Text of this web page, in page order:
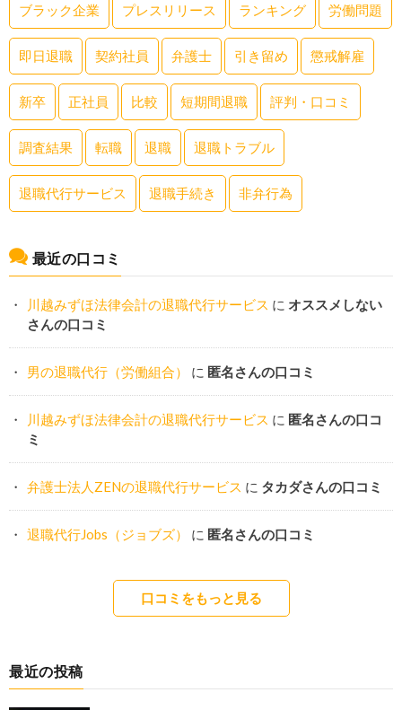
ブラック企業 プレスリリース ランキング 労働問題
即日退職 契約社員 弁護士 引き留め 懲戒解雇
新卒 正社員 比較 短期間退職 評判・口コミ
調査結果 転職 退職 退職トラブル
退職代行サービス 退職手続き 非弁行為
最近の口コミ
川越みずほ法律会計の退職代行サービス に オススメしない
さんの口コミ
男の退職代行（労働組合） に 匿名さんの口コミ
川越みずほ法律会計の退職代行サービス に 匿名さんの口コ
ミ
弁護士法人ZENの退職代行サービス に タカダさんの口コミ
退職代行Jobs（ジョブズ） に 匿名さんの口コミ
口コミをもっと見る
最近の投稿